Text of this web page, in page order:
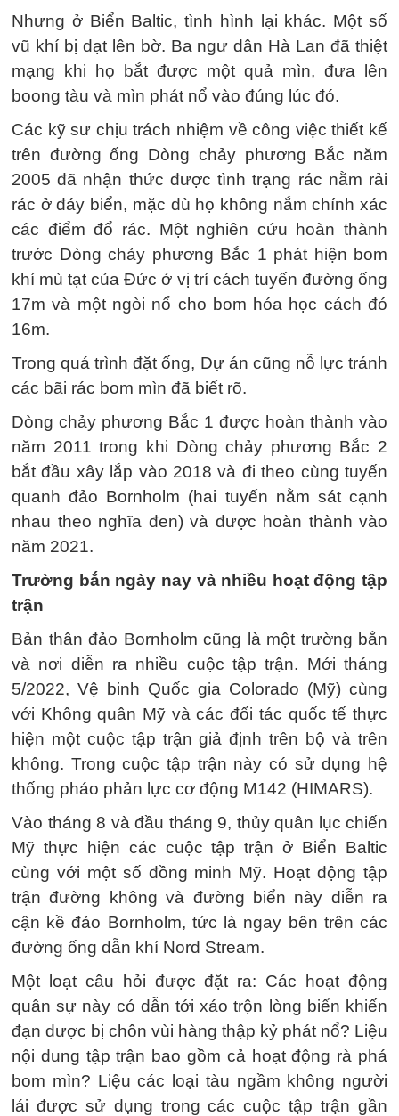
Nhưng ở Biển Baltic, tình hình lại khác. Một số
vũ khí bị dạt lên bờ. Ba ngư dân Hà Lan đã thiệt
mạng khi họ bắt được một quả mìn, đưa lên
boong tàu và mìn phát nổ vào đúng lúc đó.
Các kỹ sư chịu trách nhiệm về công việc thiết kế
trên đường ống Dòng chảy phương Bắc năm
2005 đã nhận thức được tình trạng rác nằm rải
rác ở đáy biển, mặc dù họ không nắm chính xác
các điểm đổ rác. Một nghiên cứu hoàn thành
trước Dòng chảy phương Bắc 1 phát hiện bom
khí mù tạt của Đức ở vị trí cách tuyến đường ống
17m và một ngòi nổ cho bom hóa học cách đó
16m.
Trong quá trình đặt ống, Dự án cũng nỗ lực tránh
các bãi rác bom mìn đã biết rõ.
Dòng chảy phương Bắc 1 được hoàn thành vào
năm 2011 trong khi Dòng chảy phương Bắc 2
bắt đầu xây lắp vào 2018 và đi theo cùng tuyến
quanh đảo Bornholm (hai tuyến nằm sát cạnh
nhau theo nghĩa đen) và được hoàn thành vào
năm 2021.
Trường bắn ngày nay và nhiều hoạt động tập
trận
Bản thân đảo Bornholm cũng là một trường bắn
và nơi diễn ra nhiều cuộc tập trận. Mới tháng
5/2022, Vệ binh Quốc gia Colorado (Mỹ) cùng
với Không quân Mỹ và các đối tác quốc tế thực
hiện một cuộc tập trận giả định trên bộ và trên
không. Trong cuộc tập trận này có sử dụng hệ
thống pháo phản lực cơ động M142 (HIMARS).
Vào tháng 8 và đầu tháng 9, thủy quân lục chiến
Mỹ thực hiện các cuộc tập trận ở Biển Baltic
cùng với một số đồng minh Mỹ. Hoạt động tập
trận đường không và đường biển này diễn ra
cận kề đảo Bornholm, tức là ngay bên trên các
đường ống dẫn khí Nord Stream.
Một loạt câu hỏi được đặt ra: Các hoạt động
quân sự này có dẫn tới xáo trộn lòng biển khiến
đạn dược bị chôn vùi hàng thập kỷ phát nổ? Liệu
nội dung tập trận bao gồm cả hoạt động rà phá
bom mìn? Liệu các loại tàu ngầm không người
lái được sử dụng trong các cuộc tập trận gần